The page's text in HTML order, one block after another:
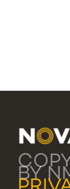
BY